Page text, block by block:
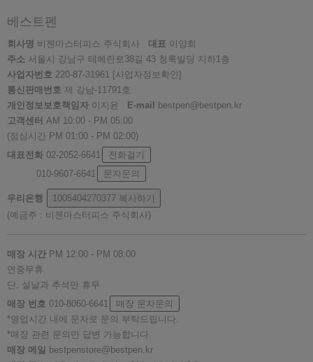
베스트펜
회사명 비젠마스터피스 주식회사 대표 이양희
주소 서울시 강남구 테헤란로38길 43 청록빌딩 지하1층
사업자번호 220-87-31961 [사업자정보확인]
통신판매번호 제 강남-11791호
개인정보보호책임자 이지윤 E-mail
bestpen@bestpen.kr
고객센터 AM 10:00 - PM 05:00
(점심시간 PM 01:00 - PM 02:00)
대표전화 02-2052-6641
전화걸기
010-9607-6641
문자문의
우리은행 1005404270377 복사하기
(예금주 : 비젠마스터피스 주식회사)
매장 시간 PM 12:00 - PM 08:00
연중무휴
단, 설날과 추석만 휴무
매장 번호 010-8060-6641
매장 문자문의
*영업시간 내에 문자로 문의 부탁드립니다.
*매장 관련 문의만 답변 가능합니다.
매장 메일 bestpenstore@bestpen.kr